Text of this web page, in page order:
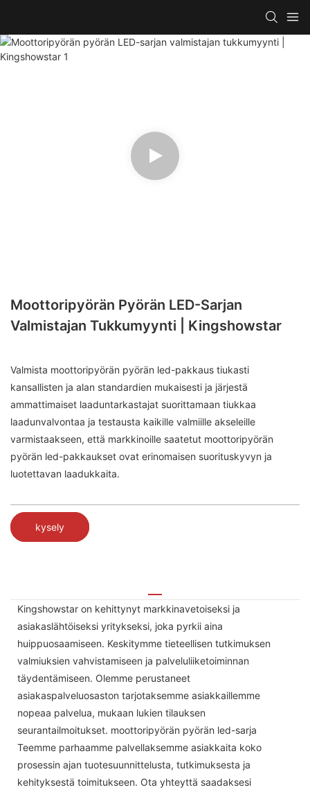
Moottoripyörän Pyörän LED-Sarjan
Valmistajan Tukkumyynti | Kingshowstar
Valmista moottoripyörän pyörän led-pakkaus tiukasti
kansallisten ja alan standardien mukaisesti ja järjestä
ammattimaiset laaduntarkastajat suorittamaan tiukkaa
laadunvalvontaa ja testausta kaikille valmiille akseleille
varmistaakseen, että markkinoille saatetut moottoripyörän
pyörän led-pakkaukset ovat erinomaisen suorituskyvyn ja
luotettavan laadukkaita.
kysely
Kingshowstar on kehittynyt markkinavetoiseksi ja
asiakaslähtöiseksi yritykseksi, joka pyrkii aina
huippuosaamiseen. Keskitymme tieteellisen tutkimuksen
valmiuksien vahvistamiseen ja palveluliiketoiminnan
täydentämiseen. Olemme perustaneet
asiakaspalveluosaston tarjotaksemme asiakkaillemme
nopeaa palvelua, mukaan lukien tilauksen
seurantailmoitukset. moottoripyörän pyörän led-sarja
Teemme parhaamme palvellaksemme asiakkaita koko
prosessin ajan tuotesuunnittelusta, tutkimuksesta ja
kehityksestä toimitukseen. Ota yhteyttä saadaksesi